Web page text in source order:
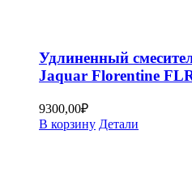
Удлиненный
Jaquar Florentine
9300,00₽
В корзину Детали